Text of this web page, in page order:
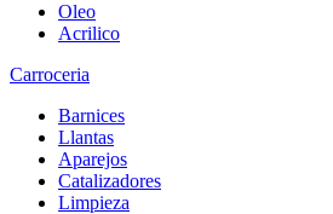
Oleo
Acrilico
Carroceria
Barnices
Llantas
Aparejos
Catalizadores
Limpieza